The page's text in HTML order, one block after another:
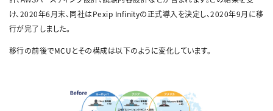
け、2020年6月末、同社はPexip Infinityの正式導入を決定し、2020年9月に移
行が完了しました。
移行の前後でMCUとその構成は以下のように変化しています。